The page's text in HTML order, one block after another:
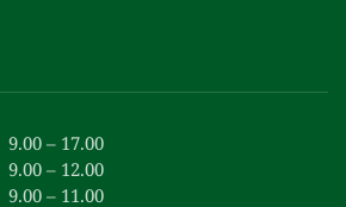
9.00 – 17.00
9.00 – 12.00
9.00 – 11.00